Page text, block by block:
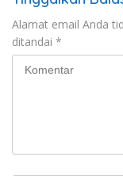
Alamat email Anda
ditandai *